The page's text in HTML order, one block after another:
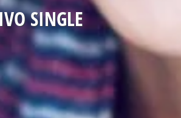
SINGLE. PÁGINA 5